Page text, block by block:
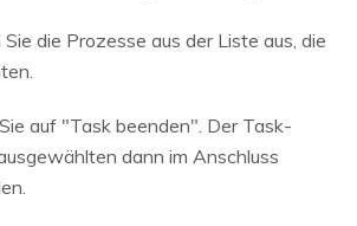
die Prozesse aus der Liste aus, die
auf "Task beenden". Der Task-
dann im Anschluss